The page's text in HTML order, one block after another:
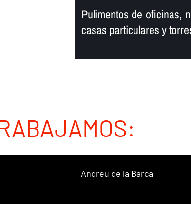
Pulimentos de oficinas,
casas particulares y
Andreu de la Barca